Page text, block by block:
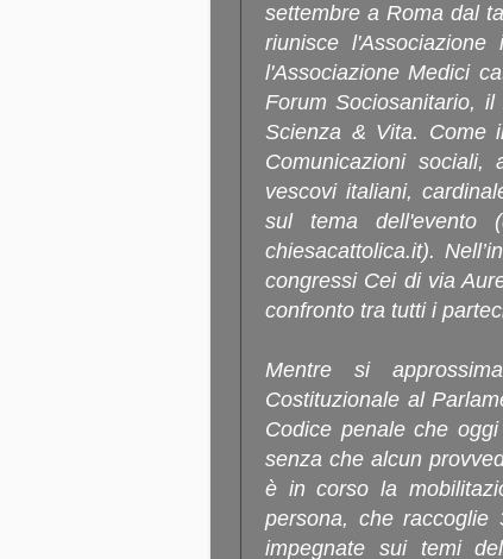
settembre a Roma dal
riunisce
l'Associazione Medici
Forum Sociosanitario,
Scienza & Vita. Come
Comunicazioni sociali,
vescovi italiani,
sul tema dell'evento
chiesacattolica.it).
congressi Cei di via
confronto tra tutti i
Mentre si
Costituzionale al
Codice penale che
senza che alcun
è in corso la
persona, che raccoglie
impegnate sui temi